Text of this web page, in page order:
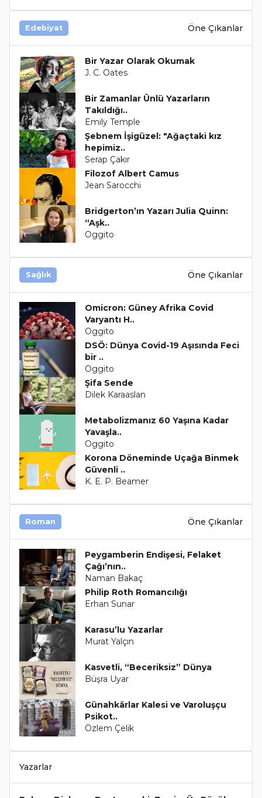
Edebiyat Öne Çıkanlar
Bir Yazar Olarak Okumak
J. C. Oates
Bir Zamanlar Ünlü Yazarların
Takıldığı..
Emily Temple
Şebnem İşigüzel: "Ağaçtaki kız
hepimiz..
Serap Çakır
Filozof Albert Camus
Jean Sarocchi
Bridgerton’ın Yazarı Julia Quinn:
“Aşk..
Oggito
Sağlık Öne Çıkanlar
Omicron: Güney Afrika Covid
Varyantı H..
Oggito
DSÖ: Dünya Covid-19 Aşısında Feci
bir ..
Oggito
Şifa Sende
Dilek Karaaslan
Metabolizmanız 60 Yaşına Kadar
Yavaşla..
Oggito
Korona Döneminde Uçağa Binmek
Güvenli ..
K. E. P. Beamer
Roman Öne Çıkanlar
Peygamberin Endişesi, Felaket
Çağı’nın..
Naman Bakaç
Philip Roth Romancılığı
Erhan Sunar
Karasu’lu Yazarlar
Murat Yalçın
Kasvetli, “Beceriksiz” Dünya
Büşra Uyar
Günahkârlar Kalesi ve Varoluşçu
Psikot..
Özlem Çelik
Yazarlar